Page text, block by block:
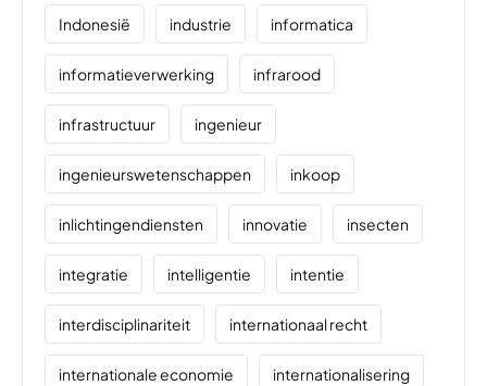
Indonesië industrie informatica
informatieverwerking infrarood
infrastructuur ingenieur
ingenieurswetenschappen inkoop
inlichtingendiensten innovatie insecten
integratie intelligentie intentie
interdisciplinariteit internationaal recht
internationale economie internationalisering